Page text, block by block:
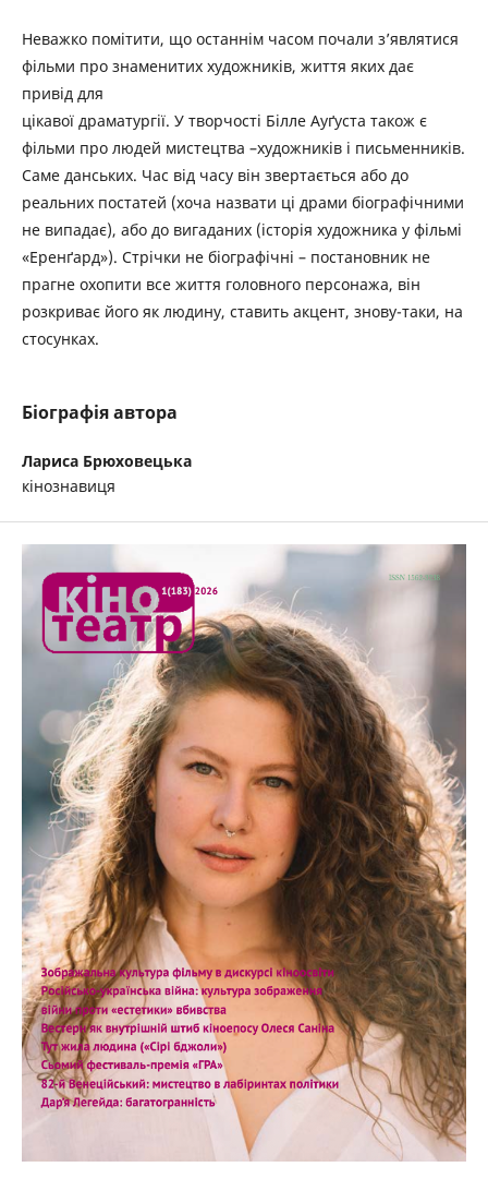
Неважко помітити, що останнім часом почали з’являтися
фільми про знаменитих художників, життя яких дає
привід для
цікавої драматургії. У творчості Білле Ауґуста також є
фільми про людей мистецтва –художників і письменників.
Саме данських. Час від часу він звертається або до
реальних постатей (хоча назвати ці драми біографічними
не випадає), або до вигаданих (історія художника у фільмі
«Еренґард»). Стрічки не біографічні – постановник не
прагне охопити все життя головного персонажа, він
розкриває його як людину, ставить акцент, знову-таки, на
стосунках.
Біографія автора
Лариса Брюховецька
кінознавиця